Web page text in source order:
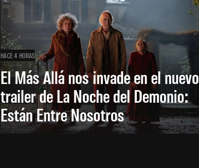
HACE 4 HORAS
El Más Allá nos invade en el nuevo
trailer de La Noche del Demonio:
Están Entre Nosotros